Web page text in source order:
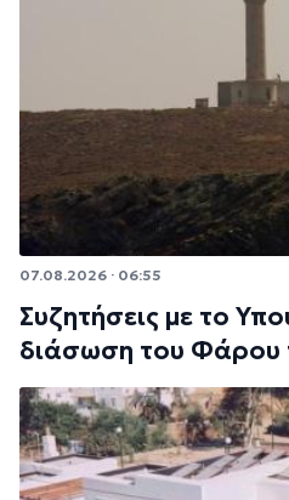
07.08.2026 · 06:55
Συζητήσεις με το
διάσωση του Φάρου